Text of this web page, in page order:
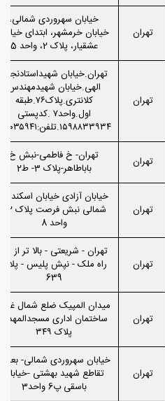
تهران
خیابان سهروردی شمالی،
خیابان خرمشهر، ابتدای
عشقیار، پلاک 2، واحد 5
تهران
تهران.خیابان شهیداستادنجات
الهی.خیابان شهیدمهندس
کلانتری.پلاک۷۶.طبقه
اول.واحد۷ .کدپستی
۱۵۹۸۸۳۳۹۳۴.تلفن:۸۶۰۳۵۹۴۱.
تهران
تهران- خ فاطمی-نبش خ
باباطاهر-پلاک 3- ط2
تهران
خیابان آزادی خیابان اسکندری
شمالی نبش فرصت پلاک 42
واحد 8
تهران
تهران - شریعتی - بالا تر از سه
راه ملک - نپش پلیس - پلاک
639
تهران
میدان المپیک ضلع شمال
ساختمان اداری مسجدالمهدی
پلاک ۳۴۹
تهران
خیابان سهروردی شمالی- بعد
تقاطع شهید بهشتی -خیابان
باسقی پ6 واحد3